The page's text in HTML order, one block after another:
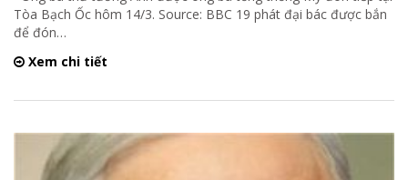
Tòa Bạch Ốc hôm 14/3. Source: BBC 19 phát đại bác được bắn
để đón…
Xem chi tiết